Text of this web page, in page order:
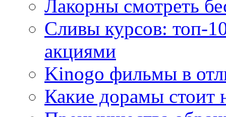
Лакорны смотреть
Сливы курсов: топ-
акциями
Kinogo фильмы в
Какие дорамы стоит